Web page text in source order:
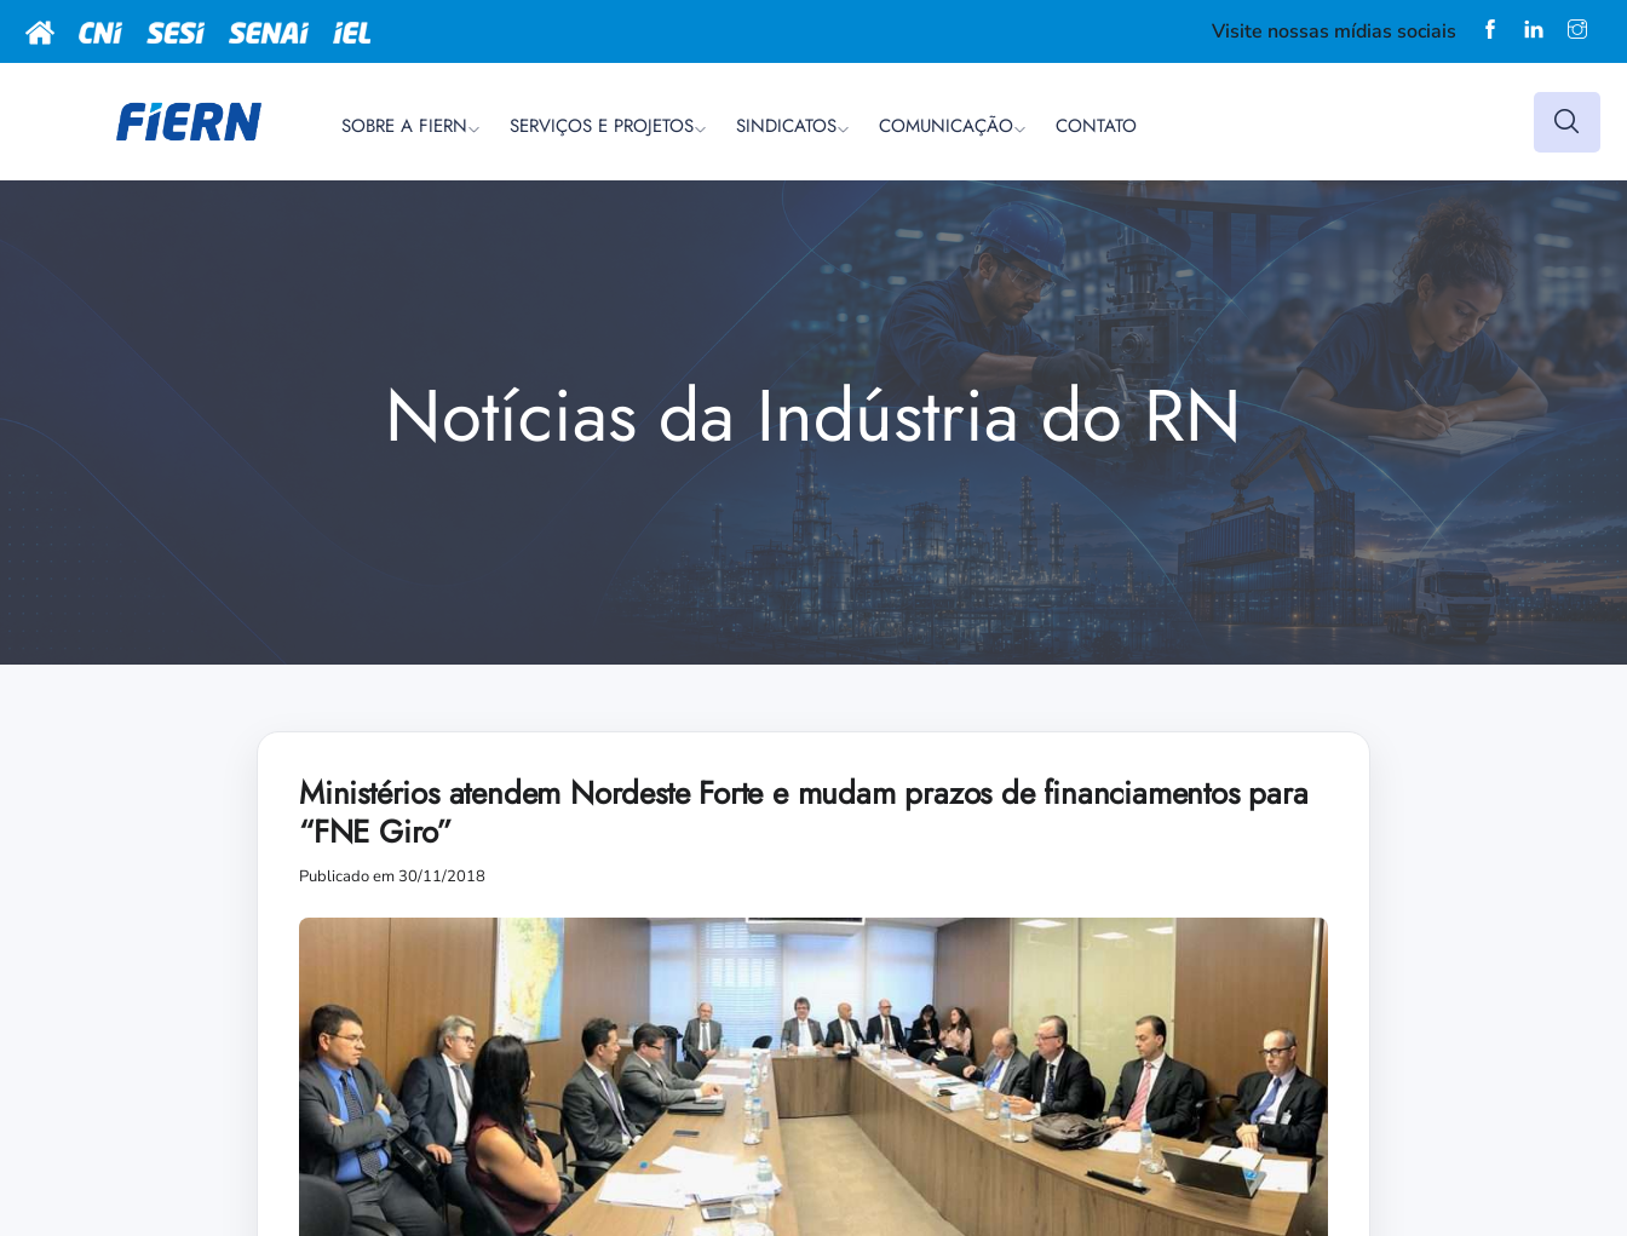
Visite nossas mídias sociais
SOBRE A FIERN SERVIÇOS E PROJETOS SINDICATOS COMUNICAÇÃO CONTATO
Notícias da Indústria do RN
Ministérios atendem Nordeste Forte e mudam prazos de financiamentos para
“FNE Giro”
Publicado em 30/11/2018